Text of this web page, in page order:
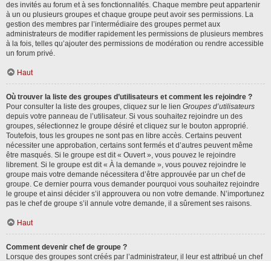
des invités au forum et à ses fonctionnalités. Chaque membre peut appartenir
à un ou plusieurs groupes et chaque groupe peut avoir ses permissions. La
gestion des membres par l’intermédiaire des groupes permet aux
administrateurs de modifier rapidement les permissions de plusieurs membres
à la fois, telles qu’ajouter des permissions de modération ou rendre accessible
un forum privé.
Haut
Où trouver la liste des groupes d’utilisateurs et comment les rejoindre ?
Pour consulter la liste des groupes, cliquez sur le lien Groupes d’utilisateurs
depuis votre panneau de l’utilisateur. Si vous souhaitez rejoindre un des
groupes, sélectionnez le groupe désiré et cliquez sur le bouton approprié.
Toutefois, tous les groupes ne sont pas en libre accès. Certains peuvent
nécessiter une approbation, certains sont fermés et d’autres peuvent même
être masqués. Si le groupe est dit « Ouvert », vous pouvez le rejoindre
librement. Si le groupe est dit « À la demande », vous pouvez rejoindre le
groupe mais votre demande nécessitera d’être approuvée par un chef de
groupe. Ce dernier pourra vous demander pourquoi vous souhaitez rejoindre
le groupe et ainsi décider s’il approuvera ou non votre demande. N’importunez
pas le chef de groupe s’il annule votre demande, il a sûrement ses raisons.
Haut
Comment devenir chef de groupe ?
Lorsque des groupes sont créés par l’administrateur, il leur est attribué un chef